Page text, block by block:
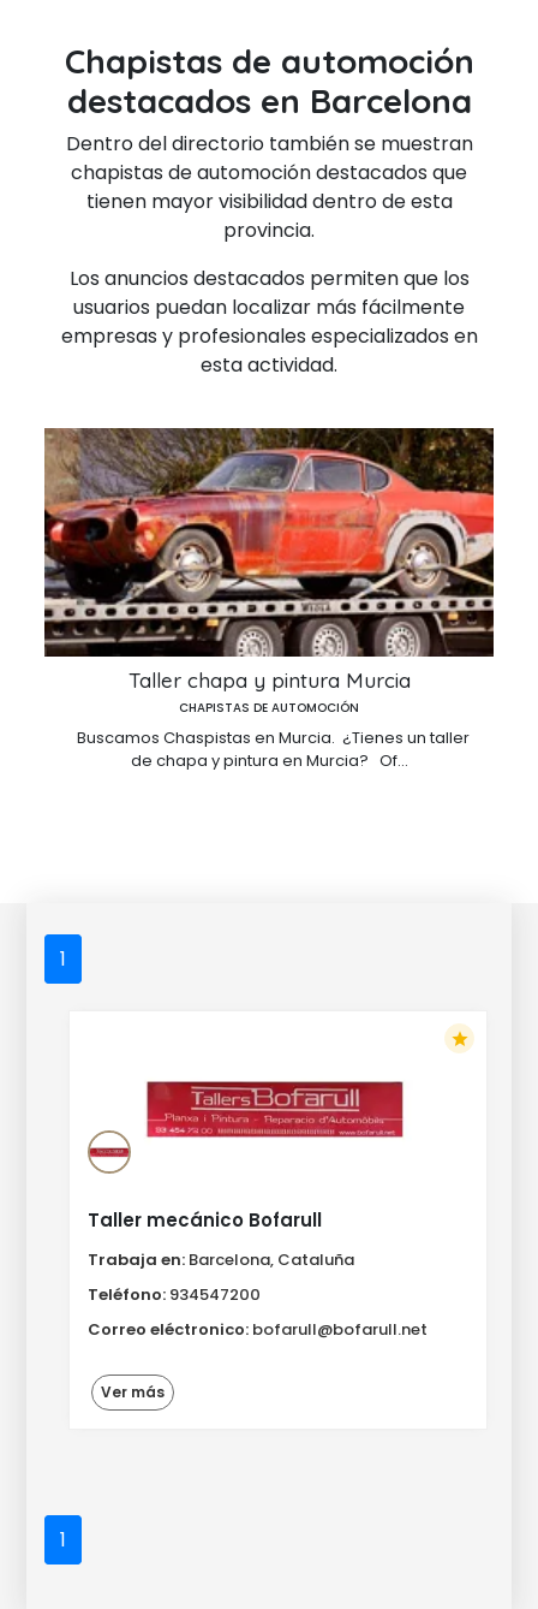
Chapistas de automoción
destacados en Barcelona
Dentro del directorio también se muestran
chapistas de automoción destacados que
tienen mayor visibilidad dentro de esta
provincia.
Los anuncios destacados permiten que los
usuarios puedan localizar más fácilmente
empresas y profesionales especializados en
esta actividad.
Taller chapa y pintura Murcia
CHAPISTAS DE AUTOMOCIÓN
Buscamos Chaspistas en Murcia. ¿Tienes un taller
de chapa y pintura en Murcia? Of...
1
Taller mecánico Bofarull
Trabaja en: Barcelona, Cataluña
Teléfono: 934547200
Correo eléctronico: bofarull@bofarull.net
Ver más
star
1